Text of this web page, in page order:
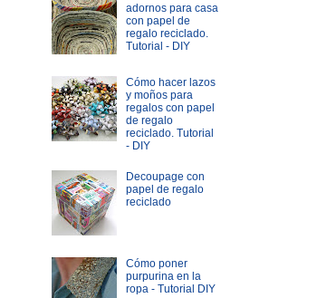
adornos para casa
con papel de
regalo reciclado.
Tutorial - DIY
Cómo hacer lazos
y moños para
regalos con papel
de regalo
reciclado. Tutorial
- DIY
Decoupage con
papel de regalo
reciclado
Cómo poner
purpurina en la
ropa - Tutorial DIY